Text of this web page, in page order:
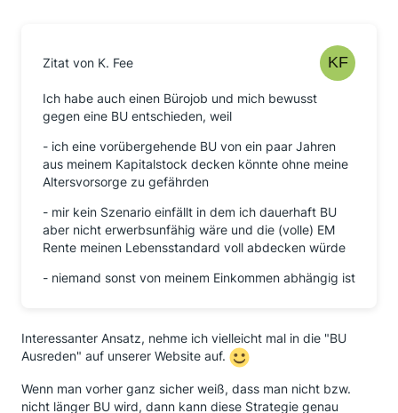
Zitat von K. Fee
Ich habe auch einen Bürojob und mich bewusst
gegen eine BU entschieden, weil
- ich eine vorübergehende BU von ein paar Jahren
aus meinem Kapitalstock decken könnte ohne meine
Altersvorsorge zu gefährden
- mir kein Szenario einfällt in dem ich dauerhaft BU
aber nicht erwerbsunfähig wäre und die (volle) EM
Rente meinen Lebensstandard voll abdecken würde
- niemand sonst von meinem Einkommen abhängig ist
Interessanter Ansatz, nehme ich vielleicht mal in die "BU
Ausreden" auf unserer Website auf.
Wenn man vorher ganz sicher weiß, dass man nicht bzw.
nicht länger BU wird, dann kann diese Strategie genau